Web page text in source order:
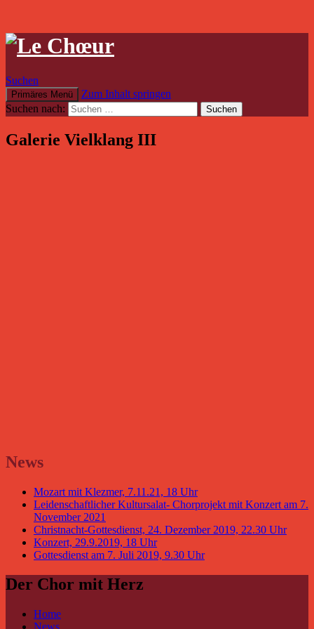
Suchen
Primäres Menü
Zum Inhalt springen
Suchen nach:
Galerie Vielklang III
News
Mozart mit Klezmer, 7.11.21, 18 Uhr
Leidenschaftlicher Kultursalat- Chorprojekt mit Konzert am 7.
November 2021
Christnacht-Gottesdienst, 24. Dezember 2019, 22.30 Uhr
Konzert, 29.9.2019, 18 Uhr
Gottesdienst am 7. Juli 2019, 9.30 Uhr
Der Chor mit Herz
Home